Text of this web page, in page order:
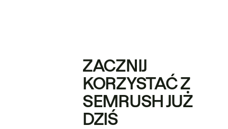
ZACZNIJ
KORZYSTAĆ Z
SEMRUSH JUŻ
DZIŚ